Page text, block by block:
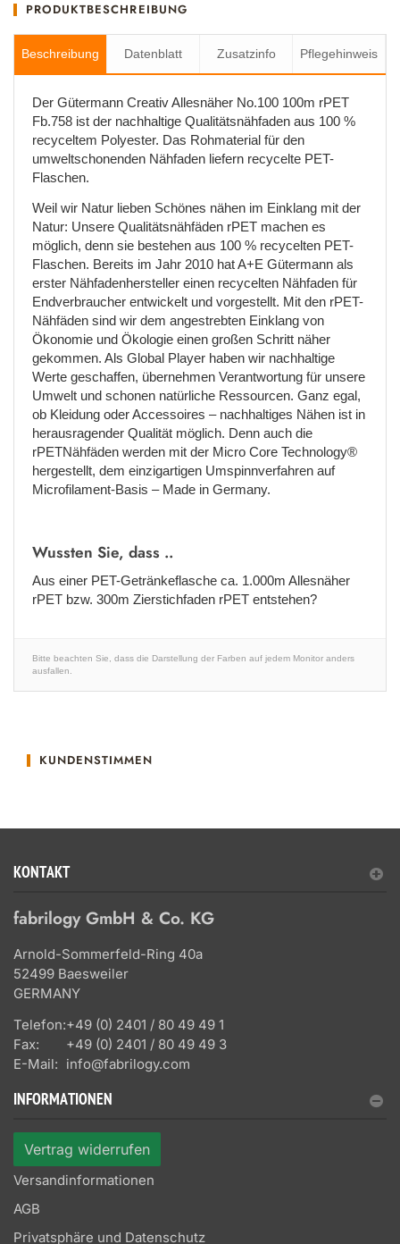
PRODUKTBESCHREIBUNG
Beschreibung Datenblatt Zusatzinfo Pflegehinweis
Der Gütermann Creativ Allesnäher No.100 100m rPET
Fb.758 ist der nachhaltige Qualitätsnähfaden aus 100 %
recyceltem Polyester. Das Rohmaterial für den
umweltschonenden Nähfaden liefern recycelte PET-
Flaschen.
Weil wir Natur lieben Schönes nähen im Einklang mit der
Natur: Unsere Qualitätsnähfäden rPET machen es
möglich, denn sie bestehen aus 100 % recycelten PET-
Flaschen. Bereits im Jahr 2010 hat A+E Gütermann als
erster Nähfadenhersteller einen recycelten Nähfaden für
Endverbraucher entwickelt und vorgestellt. Mit den rPET-
Nähfäden sind wir dem angestrebten Einklang von
Ökonomie und Ökologie einen großen Schritt näher
gekommen. Als Global Player haben wir nachhaltige
Werte geschaffen, übernehmen Verantwortung für unsere
Umwelt und schonen natürliche Ressourcen. Ganz egal,
ob Kleidung oder Accessoires – nachhaltiges Nähen ist in
herausragender Qualität möglich. Denn auch die
rPETNähfäden werden mit der Micro Core Technology®
hergestellt, dem einzigartigen Umspinnverfahren auf
Microfilament-Basis – Made in Germany.
Wussten Sie, dass ..
Aus einer PET-Getränkeflasche ca. 1.000m Allesnäher
rPET bzw. 300m Zierstichfaden rPET entstehen?
Bitte beachten Sie, dass die Darstellung der Farben auf jedem Monitor anders
ausfallen.
KUNDENSTIMMEN
KONTAKT
fabrilogy GmbH & Co. KG
Arnold-Sommerfeld-Ring 40a
52499 Baesweiler
GERMANY
Telefon:+49 (0) 2401 / 80 49 49 1
Fax:
+49 (0) 2401 / 80 49 49 3
E-Mail: info@fabrilogy.com
INFORMATIONEN
Vertrag widerrufen
Versandinformationen
AGB
Privatsphäre und Datenschutz